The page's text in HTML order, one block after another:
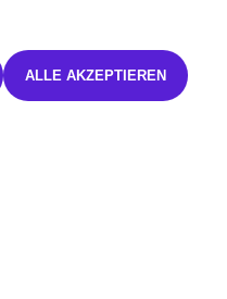
ALLE AKZEPTIEREN